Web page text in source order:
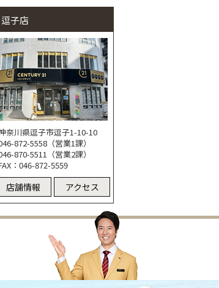
逗子店
奈川県逗子市逗子1-10-10
872-5558（営業1課）
870-5511（営業2課）
：046-872-5559
店舗情報 アクセス